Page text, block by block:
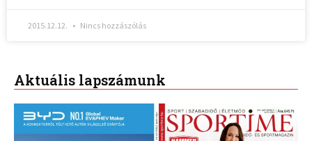
2015.12.12. Nincs hozzászólás
Aktuális lapszámunk